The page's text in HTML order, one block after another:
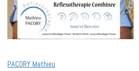
PACORY Mathieu